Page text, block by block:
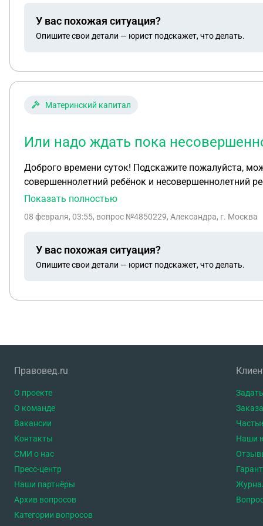
У вас похожая ситуация?
Опишите свои детали — юрист подскажет, что делать.
Материнский капитал
Или надо ждать пока
Доброго времени суток! Подскажите пожалуйста, можно ли частный дом купленный в своё время на мат. Капитал, оформленный на 3 лиц, мать,
совершеннолетний ребёнок и несовершеннолетний ребёнок, передать полностью в
несовершеннолетнему ребёнку исполнится 18 лет?
Показать полностью
08 февраля, 03:55, вопрос №4850229, Александра, г. Москва
У вас похожая ситуация?
Опишите свои детали — юрист подскажет, что делать.
Правовед.ru
О проекте
О команде
Вакансии
Контакты
СМИ о нас
Пресс-центр
Наши партнёры
Архив вопросов
Категории вопросов
Наши